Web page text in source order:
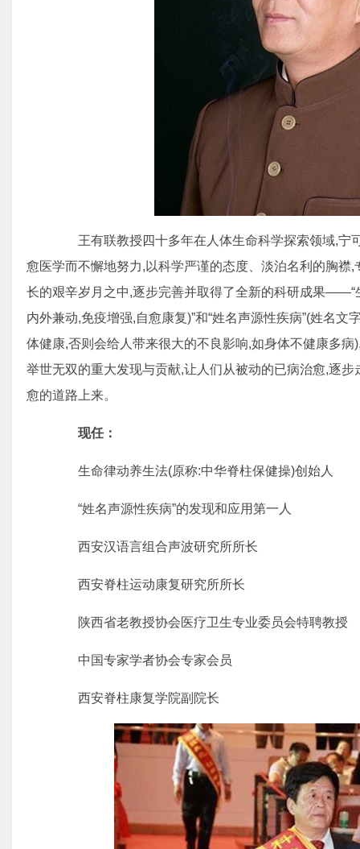
王有联教授四十多年在人体生命科学探索领域,宁
愈医学而不懈地努力,以科学严谨的态度、淡泊名利的胸
长的艰辛岁月之中,逐步完善并取得了全新的科研成果——“
内外兼动,免疫增强,自愈康复)”和“姓名声源性疾病”(姓名
体健康,否则会给人带来很大的不良影响,如身体不健康多
举世无双的重大发现与贡献,让人们从被动的已病治愈,逐
愈的道路上来。
现任：
生命律动养生法(原称:中华脊柱保健操)创始人
“姓名声源性疾病”的发现和应用第一人
西安汉语言组合声波研究所所长
西安脊柱运动康复研究所所长
陕西省老教授协会医疗卫生专业委员会特聘教授
中国专家学者协会专家会员
西安脊柱康复学院副院长